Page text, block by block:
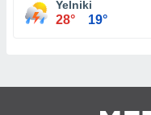
Yelniki
28° 19°